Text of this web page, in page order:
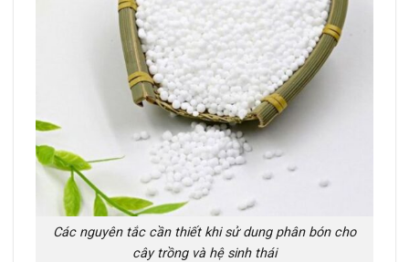
Các nguyên tắc cần thiết khi sử dung phân bón cho
cây trồng và hệ sinh thái